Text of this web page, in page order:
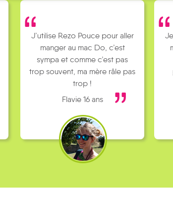
J’utilise Rezo Pouce pour aller
manger au mac Do, c’est
sympa et comme c’est pas
trop souvent, ma mère râle pas
trop !
Flavie 16 ans